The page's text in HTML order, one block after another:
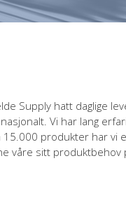
Supply hatt daglige
Vi har lang
15.000 produkter har vi
våre sitt produktbehov